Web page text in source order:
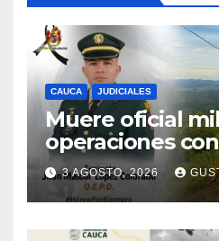
CAUCA JUDICIALES
Muere oficial
operaciones
el sur del Cauca
3 AGOSTO, 2026